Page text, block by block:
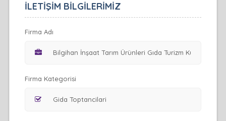
İLETİŞİM BİLGİLERİMİZ
Firma Adı
Firma Kategorisi